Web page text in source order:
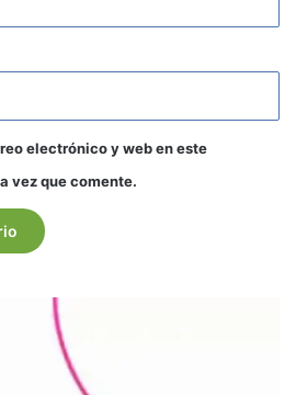
electrónico y web en este
vez que comente.